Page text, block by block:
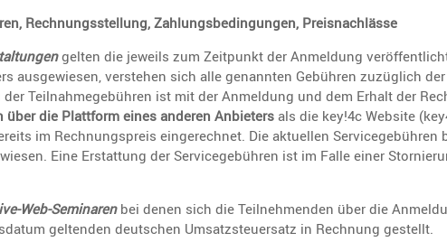
Rechnungs­stel­lung, Zahlungs­be­din­gungen, Preisnachlässe
gelten die jeweils zum Zeitpunkt der Anmel­dung
ausge­wiesen, verstehen sich alle genannten Gebühren zuzüg­lich
der Teilnah­me­ge­bühren ist mit der Anmel­dung und dem Erhalt der
über die Platt­form eines anderen Anbie­ters als die key!4c Website
im Rechnungs­preis einge­rechnet. Die aktuellen
Eine Erstat­tung der Service­ge­bühren ist im Falle einer
Web-Seminarenbei denen sich die Teilneh­menden über die
geltenden deutschen Umsatz­steu­er­satz in Rechnung gestellt.